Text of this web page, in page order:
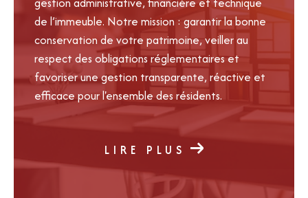
de l’immeuble. Notre mission : garantir la bonne
conservation de votre patrimoine, veiller au
respect des obligations réglementaires et
favoriser une gestion transparente, réactive et
efficace pour l'ensemble des résidents.
LIRE PLUS